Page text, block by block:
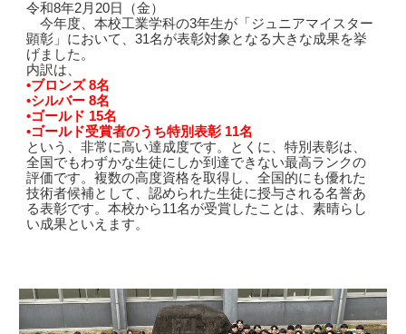
令和8年2月20日（金）
今年度、本校工業学科の3年生が「ジュニアマイスター
顕彰」において、31名が表彰対象となる大きな成果を挙
げました。
内訳は、
•ブロンズ 8名
•シルバー 8名
•ゴールド 15名
•ゴールド受賞者のうち特別表彰 11名
という、非常に高い達成度です。とくに、特別表彰は、
全国でもわずかな生徒にしか到達できない最高ランクの
評価です。複数の高度資格を取得し、全国的にも優れた
技術者候補として、認められた生徒に授与される名誉あ
る表彰です。本校から11名が受賞したことは、素晴らし
い成果といえます。